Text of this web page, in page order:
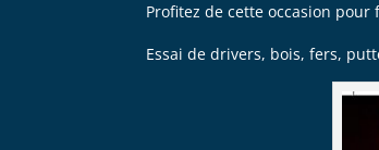
Profitez de cette occasion
Essai de drivers, bois, fers,